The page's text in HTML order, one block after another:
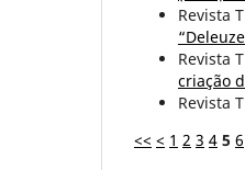
Revista
Revista
criação
Revista
<< < 1 2 3 4 5 6